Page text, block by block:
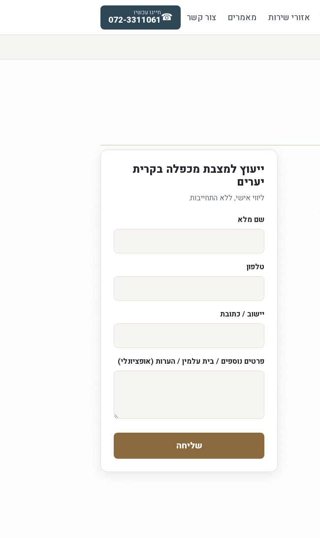
אזורי שירות מאמרים צור קשר ☎חייגו עכשיו
072-3311061
ייעוץ למצבת מכפלה בקרית
יערים
ליווי אישי, ללא התחייבות.
שם מלא
טלפון
יישוב / כתובת
פרטים נוספים / בית עלמין / הערות (אופציונלי)
שליחה